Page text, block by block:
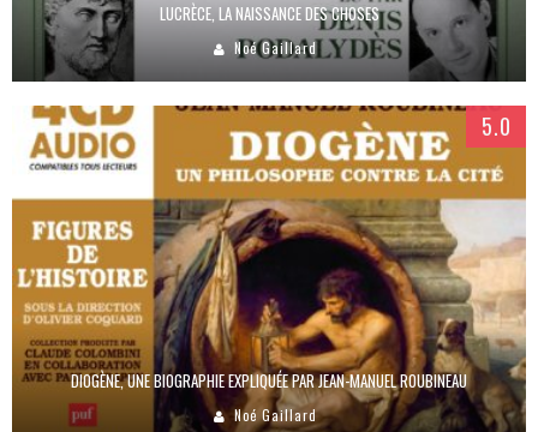
LUCRÈCE, LA NAISSANCE DES CHOSES
Noé Gaillard
5.0
DIOGÈNE, UNE BIOGRAPHIE EXPLIQUÉE PAR JEAN-MANUEL ROUBINEAU
Noé Gaillard